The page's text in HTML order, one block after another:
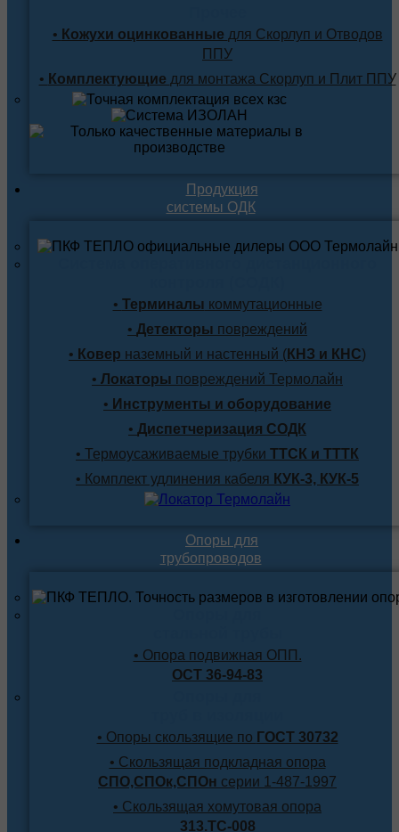
• Кожухи оцинкованные для Скорлуп и Отводов
ППУ
• Комплектующие для монтажа Скорлуп и Плит ППУ
Продукция
системы ОДК
• Терминалы коммутационные
• Детекторы повреждений
• Ковер наземный и настенный (КНЗ и КНС)
• Локаторы повреждений Термолайн
• Инструменты и оборудование
• Диспетчеризация СОДК
• Термоусаживаемые трубки ТТСК и ТТТК
• Комплект удлинения кабеля КУК-3, КУК-5
Опоры для
трубопроводов
• Опора подвижная ОПП.
ОСТ 36-94-83
• Опоры скользящие по ГОСТ 30732
• Скользящая подкладная опора
СПО,СПОк,СПОн серии 1-487-1997
• Скользящая хомутовая опора
313.ТС-008